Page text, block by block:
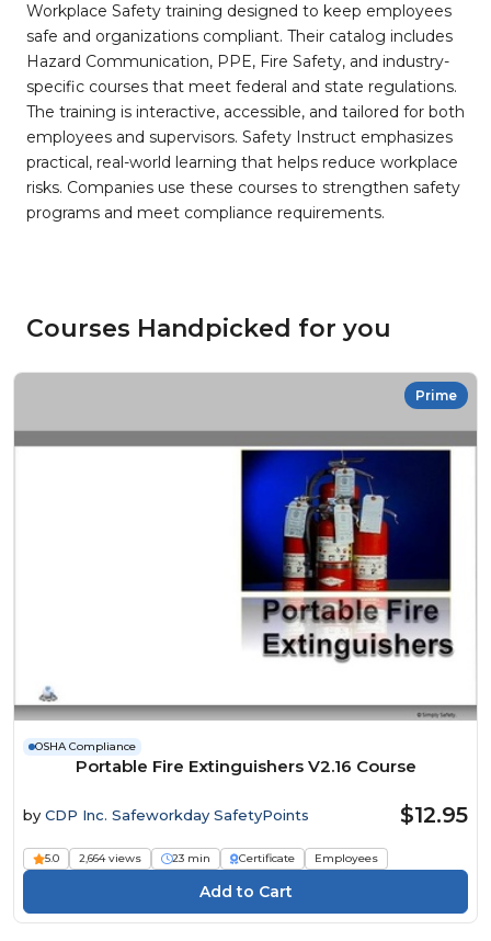
Workplace Safety training designed to keep employees
safe and organizations compliant. Their catalog includes
Hazard Communication, PPE, Fire Safety, and industry-
specific courses that meet federal and state regulations.
The training is interactive, accessible, and tailored for both
employees and supervisors. Safety Instruct emphasizes
practical, real-world learning that helps reduce workplace
risks. Companies use these courses to strengthen safety
programs and meet compliance requirements.
Courses Handpicked for you
Prime
OSHA Compliance
Portable Fire Extinguishers V2.16 Course
by CDP Inc. Safeworkday SafetyPoints $12.95
5.0 2,664 views 23 min Certificate Employees